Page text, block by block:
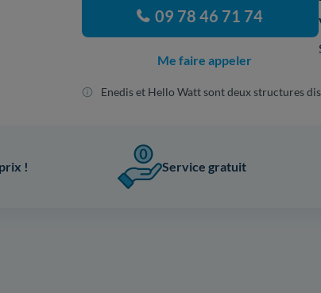
09 78 46 71 74
Me faire appeler
Enedis et Hello Watt sont deux structures
! Service gratuit